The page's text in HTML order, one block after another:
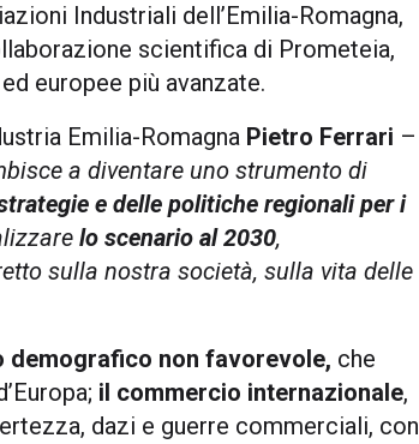
Industriali dell’Emilia-Romagna,
scientifica di Prometeia,
europee più avanzate.
Emilia-Romagna Pietro Ferrari –
a diventare uno strumento di
e delle politiche regionali per i
lo scenario al 2030,
sulla nostra società, sulla vita delle
demografico non favorevole, che
il commercio internazionale,
dazi e guerre commerciali, con